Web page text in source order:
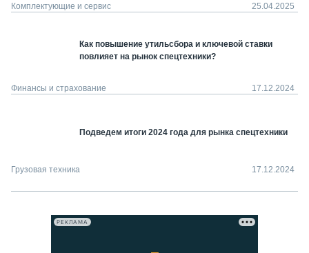
Комплектующие и сервис 25.04.2025
Как повышение утильсбора и ключевой ставки
повлияет на рынок спецтехники?
Финансы и страхование 17.12.2024
Подведем итоги 2024 года для рынка спецтехники
Грузовая техника 17.12.2024
РЕКЛАМА